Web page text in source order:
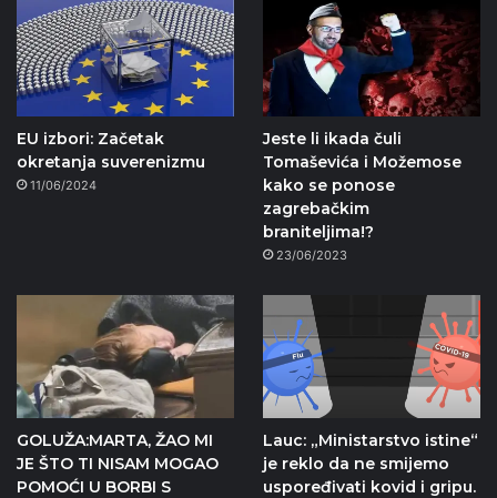
EU izbori: Začetak
okretanja suverenizmu
11/06/2024
Jeste li ikada čuli
Tomaševića i Možemose
kako se ponose
zagrebačkim
braniteljima!?
23/06/2023
GOLUŽA:MARTA, ŽAO MI
JE ŠTO TI NISAM MOGAO
POMOĆI U BORBI S
Lauc: „Ministarstvo istine“
je reklo da ne smijemo
uspoređivati kovid i gripu.